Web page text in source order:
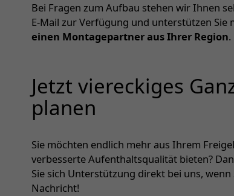
Bei Fragen zum Aufbau stehen wir Ihnen
E-Mail zur Verfügung und unterstützen
einen Montagepartner aus Ihrer Region.
Jetzt viereckiges
planen
Sie möchten endlich mehr aus Ihrem
verbesserte Aufenthaltsqualität bieten?
Sie sich Unterstützung direkt bei uns,
Nachricht!